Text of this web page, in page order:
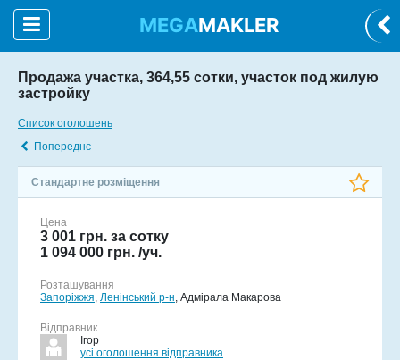
MEGAMAKLER
Продажа участка, 364,55 сотки, участок под жилую
застройку
Список оголошень
Попереднє
Стандартне розміщення
Цена
3 001 грн. за сотку
1 094 000 грн. /уч.
Розташування
Запоріжжя, Ленінський р-н, Адмірала Макарова
Відправник
Ігор
усі оголошення відправника